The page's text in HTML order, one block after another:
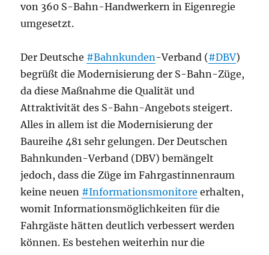
von 360 S-Bahn-Handwerkern in Eigenregie
umgesetzt.
Der Deutsche #Bahnkunden-Verband (#DBV)
begrüßt die Modernisierung der S-Bahn-Züge,
da diese Maßnahme die Qualität und
Attraktivität des S-Bahn-Angebots steigert.
Alles in allem ist die Modernisierung der
Baureihe 481 sehr gelungen. Der Deutschen
Bahnkunden-Verband (DBV) bemängelt
jedoch, dass die Züge im Fahrgastinnenraum
keine neuen #Informationsmonitore erhalten,
womit Informationsmöglichkeiten für die
Fahrgäste hätten deutlich verbessert werden
können. Es bestehen weiterhin nur die